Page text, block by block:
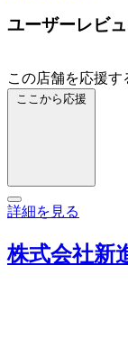
ユーザーレビ
この店舗を応援す
ここから応援
詳細を見る
株式会社新